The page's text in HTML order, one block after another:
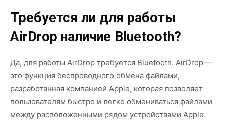
Требуется ли для работы
AirDrop наличие Bluetooth?
Да, для работы AirDrop требуется Bluetooth. AirDrop —
это функция беспроводного обмена файлами,
разработанная компанией Apple, которая позволяет
пользователям быстро и легко обмениваться файлами
между расположенными рядом устройствами Apple.